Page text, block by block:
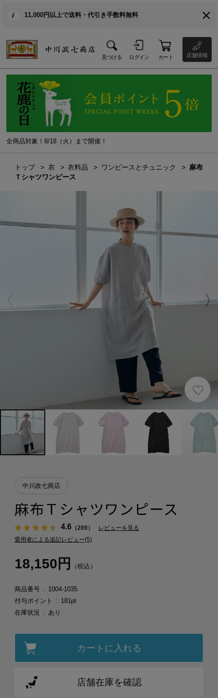
11,000円以上で送料・代引き手数料無料
見つける ログイン カート 店舗情報
全商品対象！8/18（火）まで開催！
トップ 衣 衣料品 ワンピースとチュニック
麻布
Ｔシャツワンピース
中川政七商店
麻布Ｔシャツワンピース
4.6（289）
レビューを見る
愛用者による追記レビュー(5)
18,150円 （税込）
商品番号
1004-1035
付与ポイント
181pt
在庫状況
あり
カートに入れる
店舗在庫を確認